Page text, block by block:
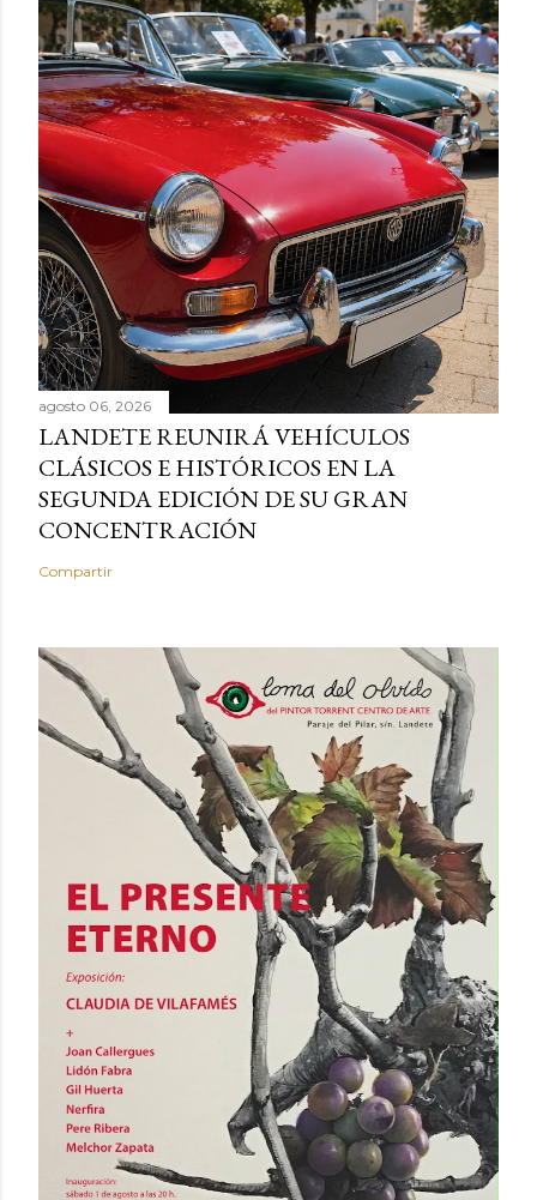
agosto 06, 2026
LANDETE REUNIRÁ VEHÍCULOS
CLÁSICOS E HISTÓRICOS EN LA
SEGUNDA EDICIÓN DE SU GRAN
CONCENTRACIÓN
Compartir